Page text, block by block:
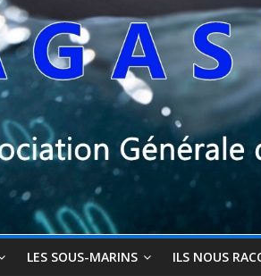
LES SOUS-MARINS ILS NOUS